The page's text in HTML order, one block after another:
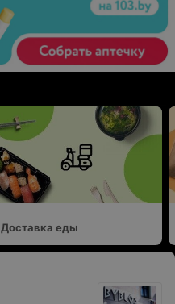
Доставка еды